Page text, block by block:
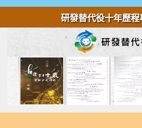
研發替代役十年歷程